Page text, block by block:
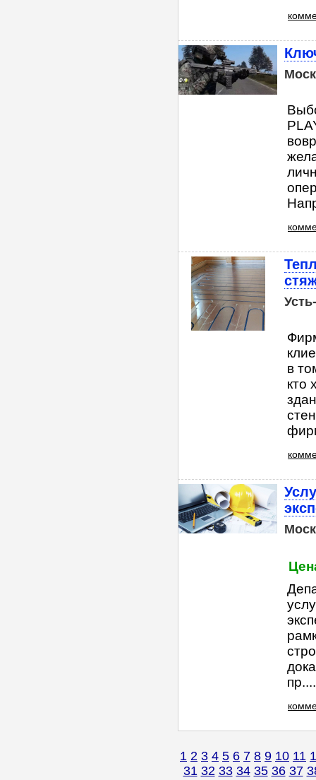
в
кто
1 2 3 4 5 6 7 8 9 10 11
31 32 33 34 35 36 37